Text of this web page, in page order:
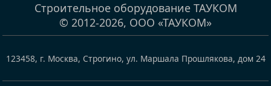
Строительное оборудование ТАУКОМ
© 2012-2026, ООО «ТАУКОМ»
123458, г. Москва, Строгино, ул. Маршала Прошлякова, дом 24